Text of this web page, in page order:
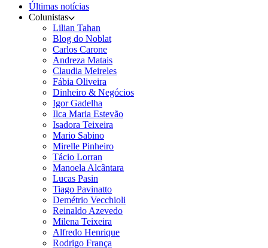
Últimas notícias
Colunistas
Lilian Tahan
Blog do Noblat
Carlos Carone
Andreza Matais
Claudia Meireles
Fábia Oliveira
Dinheiro & Negócios
Igor Gadelha
Ilca Maria Estevão
Isadora Teixeira
Mario Sabino
Mirelle Pinheiro
Tácio Lorran
Manoela Alcântara
Lucas Pasin
Tiago Pavinatto
Demétrio Vecchioli
Reinaldo Azevedo
Milena Teixeira
Alfredo Henrique
Rodrigo França